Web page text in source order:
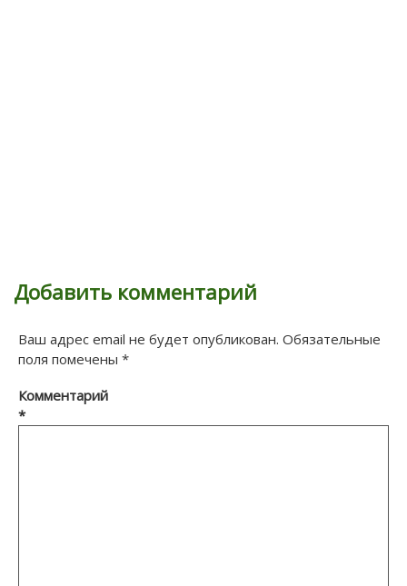
Добавить комментарий
Ваш адрес email не будет опубликован. Обязательные
поля помечены *
Комментарий
*